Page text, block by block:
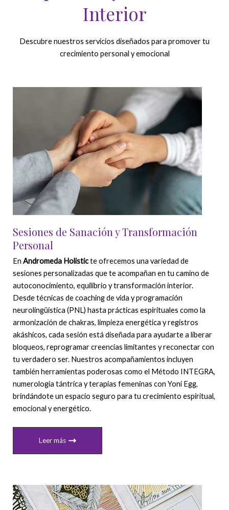
Interior
Descubre nuestros servicios diseñados para promover tu
crecimiento personal y emocional
Sesiones de Sanación y Transformación
Personal
En Andromeda Holisticte ofrecemos una variedad de
sesiones personalizadas que te acompañan en tu camino de
autoconocimiento, equilibrio y transformación interior.
Desde técnicas de coaching de vida y programación
neurolingüística (PNL) hasta prácticas espirituales como la
armonización de chakras, limpieza energética y registros
akáshicos, cada sesión está diseñada para ayudarte a liberar
bloqueos, reprogramar creencias limitantes y reconectar con
tu verdadero ser. Nuestros acompañamientos incluyen
también herramientas poderosas como el Método INTEGRA,
numerología tántrica y terapias femeninas con Yoni Egg,
brindándote un espacio seguro para tu crecimiento espiritual,
emocional y energético.
Leer más